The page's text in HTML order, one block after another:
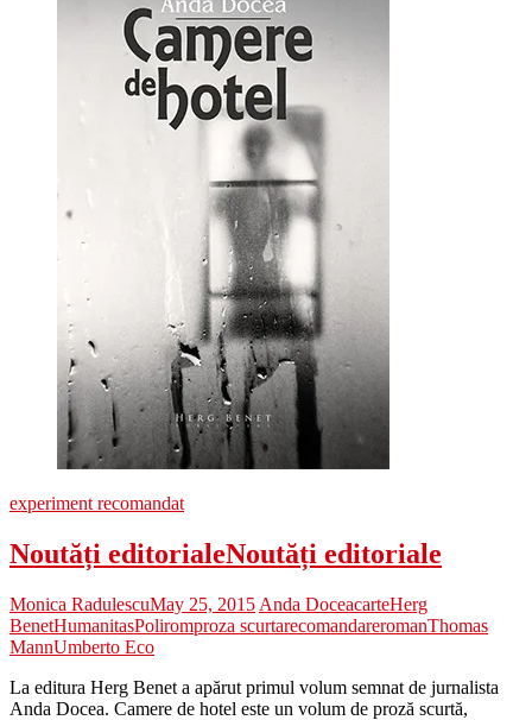
Umberto
Numărul
zero
experiment recomandat
Noutăți editorialeNoutăți editoriale
Monica RadulescuMay 25, 2015 Anda DoceacarteHerg
BenetHumanitasPoliromproza scurtarecomandareromanThomas
MannUmberto Eco
La editura Herg Benet a apărut primul volum semnat de jurnalista
Anda Docea. Camere de hotel este un volum de proză scurtă,